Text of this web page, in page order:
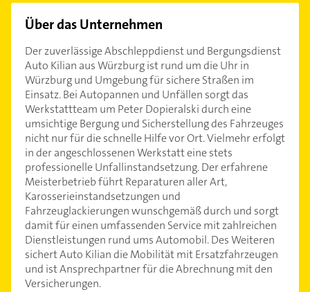
Über das Unternehmen
Der zuverlässige Abschleppdienst und Bergungsdienst
Auto Kilian aus Würzburg ist rund um die Uhr in
Würzburg und Umgebung für sichere Straßen im
Einsatz. Bei Autopannen und Unfällen sorgt das
Werkstattteam um Peter Dopieralski durch eine
umsichtige Bergung und Sicherstellung des Fahrzeuges
nicht nur für die schnelle Hilfe vor Ort. Vielmehr erfolgt
in der angeschlossenen Werkstatt eine stets
professionelle Unfallinstandsetzung. Der erfahrene
Meisterbetrieb führt Reparaturen aller Art,
Karosserieinstandsetzungen und
Fahrzeuglackierungen wunschgemäß durch und sorgt
damit für einen umfassenden Service mit zahlreichen
Dienstleistungen rund ums Automobil. Des Weiteren
sichert Auto Kilian die Mobilität mit Ersatzfahrzeugen
und ist Ansprechpartner für die Abrechnung mit den
Versicherungen.